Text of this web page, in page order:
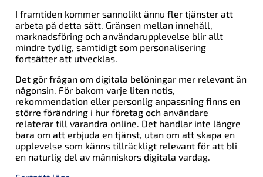
I framtiden kommer sannolikt ännu fler tjänster att
arbeta på detta sätt. Gränsen mellan innehåll,
marknadsföring och användarupplevelse blir allt
mindre tydlig, samtidigt som personalisering
fortsätter att utvecklas.
Det gör frågan om digitala belöningar mer relevant än
någonsin. För bakom varje liten notis,
rekommendation eller personlig anpassning finns en
större förändring i hur företag och användare
relaterar till varandra online. Det handlar inte längre
bara om att erbjuda en tjänst, utan om att skapa en
upplevelse som känns tillräckligt relevant för att bli
en naturlig del av människors digitala vardag.